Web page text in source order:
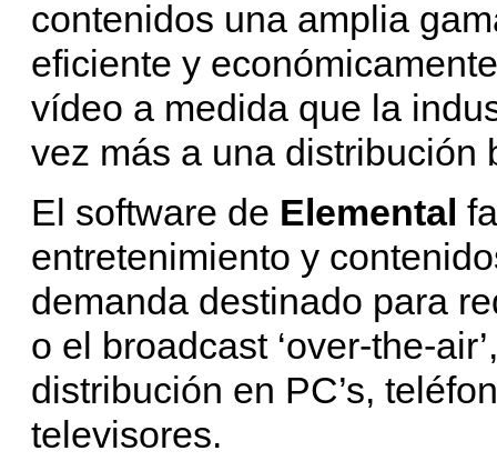
contenidos una amplia
eficiente y
vídeo a medida que la
vez más a una distribución
El software de Elemental
entretenimiento y
demanda destinado para
o el broadcast ‘over-the-
distribución en PC’s,
televisores.